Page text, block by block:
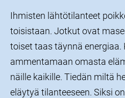
Ihmisten lähtötilanteet
toisistaan. Jotkut ovat
toiset taas täynnä energiaa.
ammentamaan omasta
näille kaikille. Tiedän miltä
eläytyä tilanteeseen. Siksi